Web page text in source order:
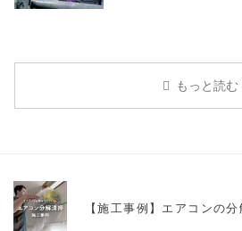
もっと読む
【施工事例】エアコンの